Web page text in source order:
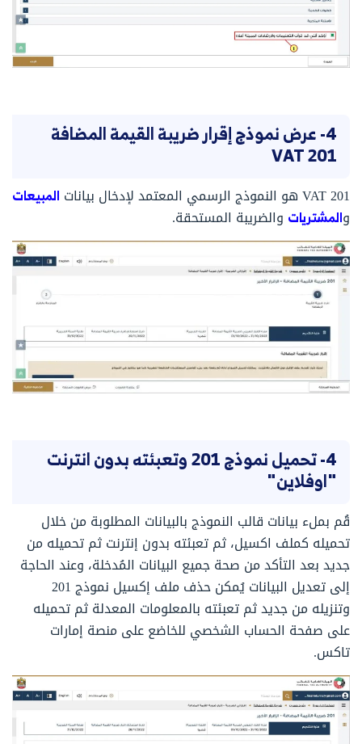
4- عرض نموذج إقرار ضريبة القيمة المضافة
VAT 201
VAT 201 هو النموذج الرسمي المعتمد لإدخال بيانات المبيعات
والمشتريات والضريبة المستحقة.
4- تحميل نموذج 201 وتعبئته بدون انترنت
"اوفلاين"
قُم بملء بيانات قالب النموذج بالبيانات المطلوبة من خلال
تحميله كملف اكسيل، ثم تعبئته بدون إنترنت ثم تحميله من
جديد بعد التأكد من صحة جميع البيانات المُدخلة، وعند الحاجة
إلى تعديل البيانات يُمكن حذف ملف إكسيل نموذج 201
وتنزيله من جديد ثم تعبئته بالمعلومات المعدلة ثم تحميله
على صفحة الحساب الشخصي للخاضع على منصة إمارات
تاكس.